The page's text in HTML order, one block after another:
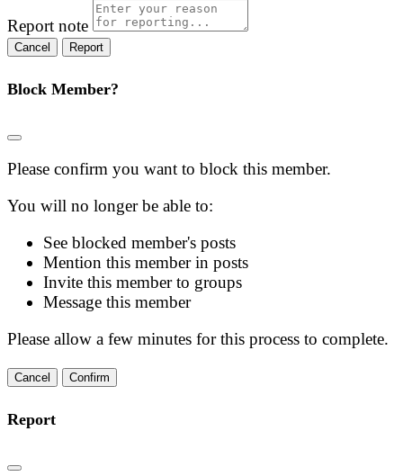
Report note
Report
Block Member?
Please confirm you want to block this member.
You will no longer be able to:
See blocked member's posts
Mention this member in posts
Invite this member to groups
Message this member
Please allow a few minutes for this process to complete.
Confirm
Report